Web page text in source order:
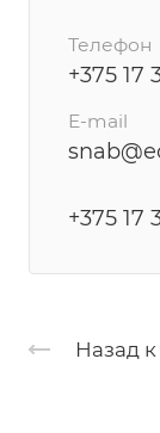
Телефон
+375 17
E-mail
+375 17
Назад